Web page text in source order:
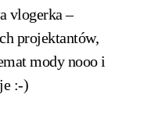
vlogerka –
projektantów,
mody nooo i
:-)